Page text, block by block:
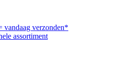
vandaag verzonden*
assortiment